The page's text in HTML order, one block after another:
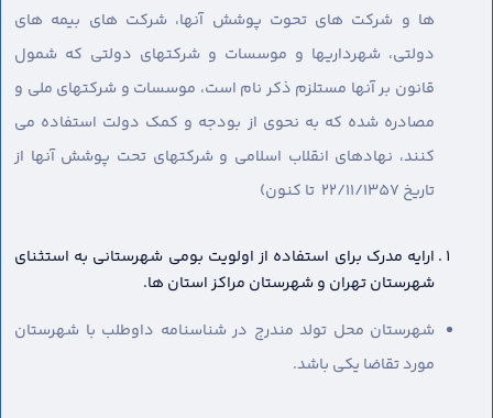
ها و شرکت های تحوت پوشش آنها، شرکت های بیمه های
دولتی، شهرداریها و موسسات و شرکتهای دولتی که شمول
قانون بر آنها مستلزم ذکر نام است، موسسات و شرکتهای ملی و
مصادره شده که به نحوی از بودجه و کمک دولت استفاده می
کنند، نهادهای انقلاب اسلامی و شرکتهای تحت پوشش آنها از
تاریخ 22/11/1357 تا کنون)
ارایه مدرک برای استفاده از اولویت بومی شهرستانی به استثنای
شهرستان تهران و شهرستان مراکز استان ها.
شهرستان محل تولد مندرج در شناسنامه داوطلب با شهرستان
مورد تقاضا یکی باشد.